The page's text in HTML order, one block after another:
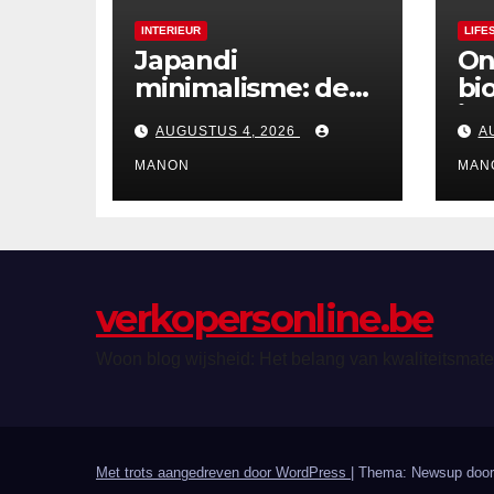
INTERIEUR
Japandi
minimalisme: de
tussen rust en
esthetiek
AUGUSTUS 4, 2026
MANON
in
verkopersonline.be
Met trots aangedreven door WordPress Thema: Newsup door